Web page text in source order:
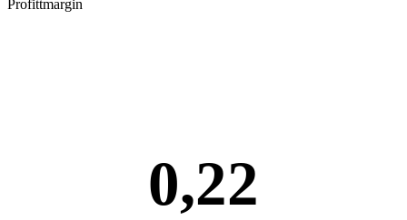
Profittmargin
0,22